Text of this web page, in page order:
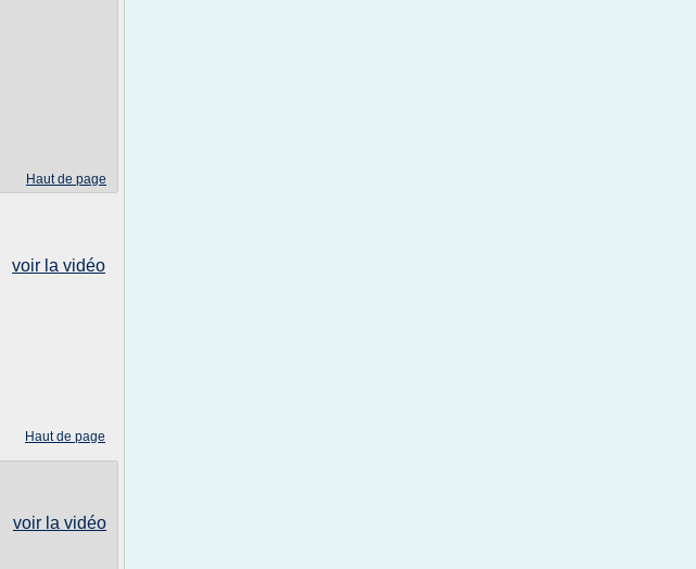
Haut de page
voir la vidéo
Haut de page
voir la vidéo